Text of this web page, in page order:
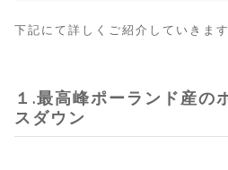
下記にて詳しくご紹介していきます
１.最高峰ポーランド産の
スダウン